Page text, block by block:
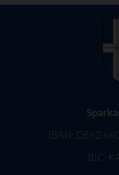
IBAN: DE82
BIC: